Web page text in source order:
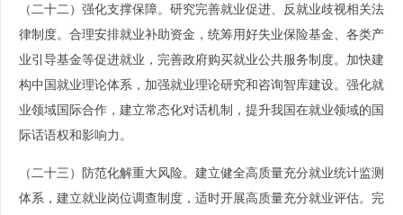
（二十二）强化支撑保障。研究完善就业促进、反就业歧视相关法
律制度。合理安排就业补助资金，统筹用好失业保险基金、各类产
业引导基金等促进就业，完善政府购买就业公共服务制度。加快建
构中国就业理论体系，加强就业理论研究和咨询智库建设。强化就
业领域国际合作，建立常态化对话机制，提升我国在就业领域的国
际话语权和影响力。
（二十三）防范化解重大风险。建立健全高质量充分就业统计监测
体系，建立就业岗位调查制度，适时开展高质量充分就业评估。完